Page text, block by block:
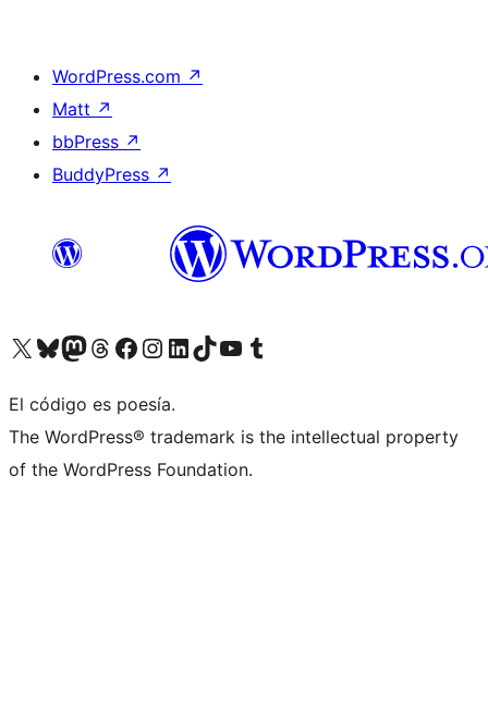
WordPress.com ↗
Matt ↗
bbPress ↗
BuddyPress ↗
Visitá nuestra cuenta de X (anteriormente Twitter)
Visitá nuestra cuenta de Bluesky
Visitá nuestra cuenta de Mastodon
Visitá nuestra cuenta de Threads
Visitá nuestra página de Facebook
Visitá nuestra cuenta de Instagram
Visitá nuestra cuenta de LinkedIn
Visitá nuestra cuenta de TikTok
Visitá nuestro canal de YouTube
Visitá nuestra cuenta de Tumblr
El código es poesía.
The WordPress® trademark is the intellectual property
of the WordPress Foundation.